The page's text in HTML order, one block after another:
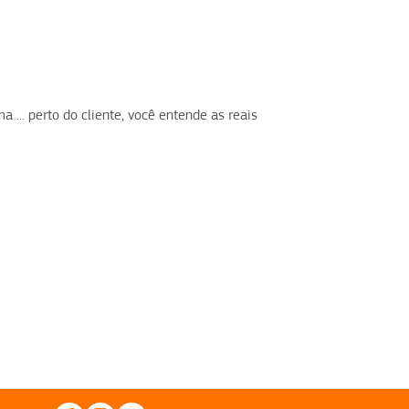
... perto do cliente, você entende as reais